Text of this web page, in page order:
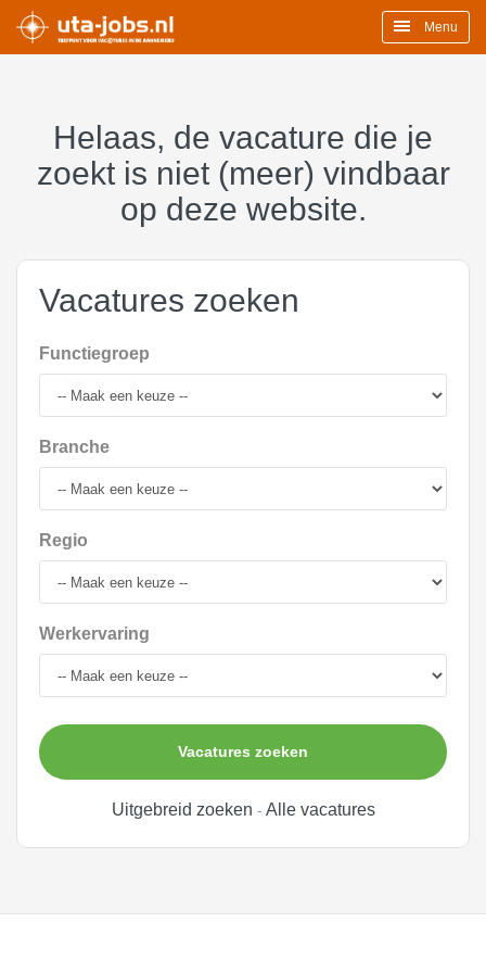
Menu
Helaas, de vacature die je
zoekt is niet (meer) vindbaar
op deze website.
Vacatures zoeken
Functiegroep
Branche
Regio
Werkervaring
Vacatures zoeken
Uitgebreid zoeken - Alle vacatures